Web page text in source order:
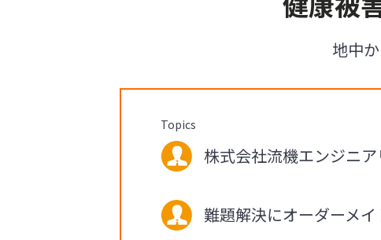
地中
Topics
株式会社流機エンジニ
難題解決にオーダーメ